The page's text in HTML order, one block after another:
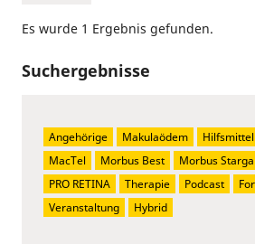
Es wurde 1 Ergebnis gefunden.
Suchergebnisse
Angehörige Makulaödem Hilfsmittel
MacTel
Morbus Best Morbus
PRO RETINA
Therapie Podcast
Veranstaltung
Hybrid